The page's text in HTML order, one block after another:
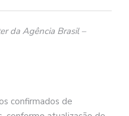
da Agência Brasil –
confirmados de